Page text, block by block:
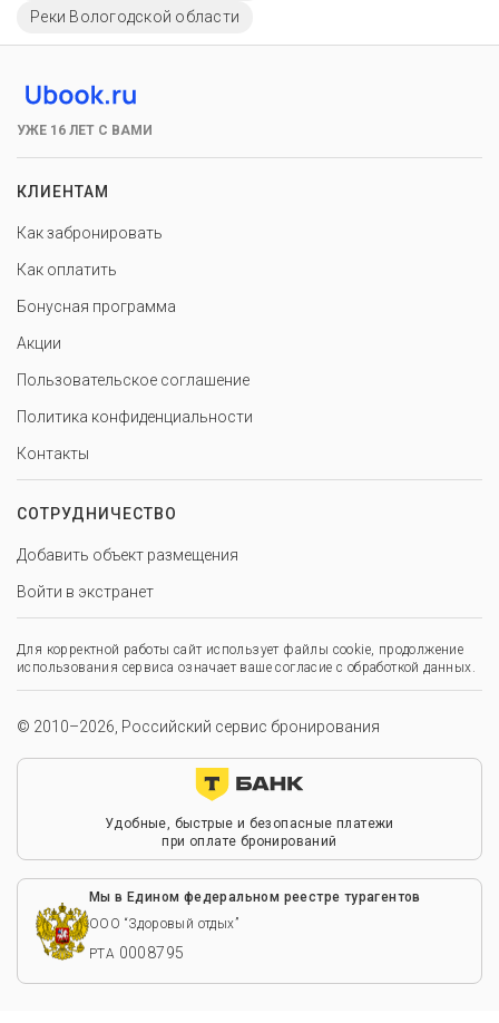
Реки Вологодской области
УЖЕ 16 ЛЕТ С ВАМИ
КЛИЕНТАМ
Как забронировать
Как оплатить
Бонусная программа
Акции
Пользовательское соглашение
Политика конфиденциальности
Контакты
СОТРУДНИЧЕСТВО
Добавить объект размещения
Войти в экстранет
Для корректной работы сайт использует файлы cookie, продолжение
использования сервиса означает ваше согласие с обработкой данных.
© 2010–2026, Российский сервис бронирования
Удобные, быстрые и безопасные платежи
при оплате бронирований
Мы в Едином федеральном реестре турагентов
ООО “Здоровый отдых”
РТА 0008795